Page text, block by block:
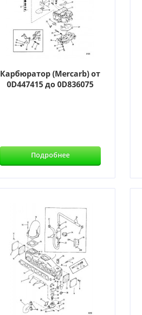
Карбюратор (Mercarb) от
0D447415 до 0D836075
Подробнее